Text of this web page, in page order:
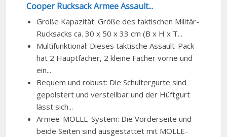
Cooper Rucksack Armee Assault...
Große Kapazität: Größe des taktischen Militär-
Rucksacks ca. 30 x 50 x 33 cm (B x H x T...
Multifunktional: Dieses taktische Assault-Pack
hat 2 Hauptfächer, 2 kleine Fächer vorne und
ein...
Bequem und robust: Die Schultergurte sind
gepolstert und verstellbar und der Hüftgurt
lässt sich...
Armee-MOLLE-System: Die Vorderseite und
beide Seiten sind ausgestattet mit MOLLE-